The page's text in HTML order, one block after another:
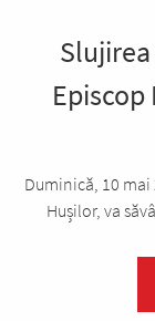
Episcop
Duminică, 10
Hușilor, va